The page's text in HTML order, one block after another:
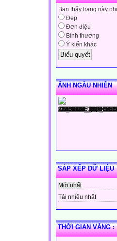
Bạn thấy trang này
Đẹp
Đơn điệu
Bình thường
Ý kiến khác
ẢNH NGẪU NHIÊN
SẮP XẾP DỮ LIỆU
Mới nhất
Tải nhiều nhất
THỜI GIAN VÀNG :